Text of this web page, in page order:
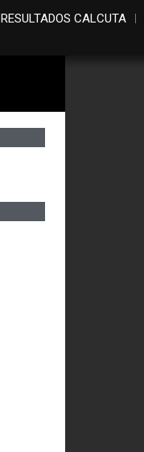
RESULTADOS CALCUTA